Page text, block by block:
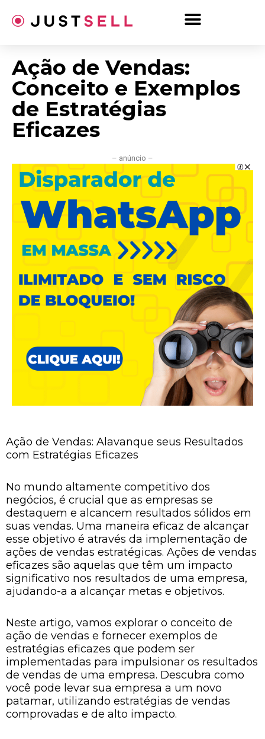
para
Ação de Vendas:
Conceito e Exemplos
de Estratégias
Eficazes
– anúncio –
Ação de Vendas: Alavanque seus Resultados
com Estratégias Eficazes
No mundo altamente competitivo dos
negócios, é crucial que as empresas se
destaquem e alcancem resultados sólidos em
suas vendas. Uma maneira eficaz de alcançar
esse objetivo é através da implementação de
ações de vendas estratégicas. Ações de vendas
eficazes são aquelas que têm um impacto
significativo nos resultados de uma empresa,
ajudando-a a alcançar metas e objetivos.
Neste artigo, vamos explorar o conceito de
ação de vendas e fornecer exemplos de
estratégias eficazes que podem ser
implementadas para impulsionar os resultados
de vendas de uma empresa. Descubra como
você pode levar sua empresa a um novo
patamar, utilizando estratégias de vendas
comprovadas e de alto impacto.